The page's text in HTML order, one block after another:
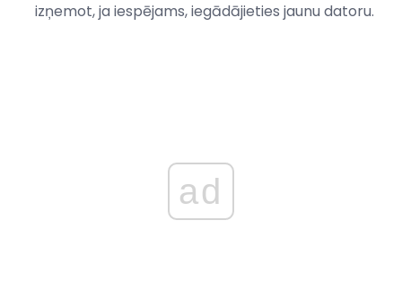
izņemot, ja iespējams, iegādājieties jaunu datoru.
ad